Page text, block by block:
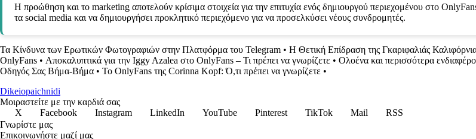
Η προώθηση και το marketing αποτελούν κρίσιμα στοιχεία για την επιτυχία ενός δημιουργού περιεχομένου στο
τα social media και να δημιουργήσει προκλητικό περιεχόμενο για να προσελκύσει νέους συνδρομητές.
Τα Κίνδυνα των Ερωτικών Φωτογραφιών στην Πλατφόρμα του Telegram • Η Θετική Επίδραση της Γκαριφαλιάς
OnlyFans • Αποκαλυπτικά για την Iggy Azalea στο OnlyFans – Τι πρέπει να γνωρίζετε • Ολοένα και περισσότερα
Οδηγός Σας Βήμα-Βήμα • Το OnlyFans της Corinna Kopf: Ό,τι πρέπει να γνωρίζετε •
Dikeiopaichnidi
Μοιραστείτε με την καρδιά σας
X
Facebook Instagram LinkedIn YouTube Pinterest TikTok Mail
RSS
Γνωρίστε μας
Επικοινωνήστε μαζί μας